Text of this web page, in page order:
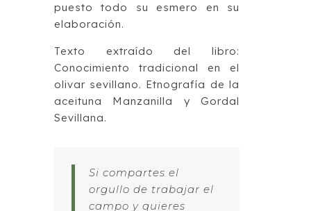
puesto todo su esmero en su
elaboración.
Texto extraído del libro:
Conocimiento tradicional en el
olivar sevillano. Etnografía de la
aceituna Manzanilla y Gordal
Sevillana.
Si compartes el
orgullo de trabajar el
campo y quieres